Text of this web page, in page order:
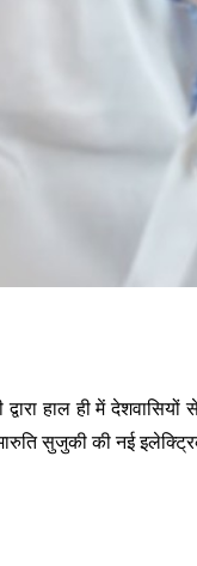
हाल ही में देशवासियों
सुजुकी की नई